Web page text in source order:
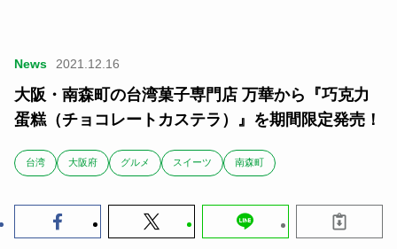
News 2021.12.16
大阪・南森町の台湾菓子専門店 万華から『巧克力
蛋糕（チョコレートカステラ）』を期間限定発売！
台湾 大阪府 グルメ スイーツ 南森町